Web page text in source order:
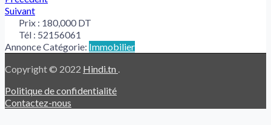
Suivant
Prix : 180,000 DT
Tél : 52156061
Annonce Catégorie: Immobilier
Copyright © 2022 Hindi.tn .
Politique de confidentialité
Contactez-nous